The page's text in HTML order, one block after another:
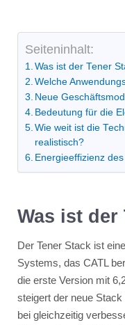
Seiteninhalt:
Was ist der Tener
Welche
Neue
Bedeutung für die
Wie weit ist die
realistisch?
Energieeffizienz
Was ist der
Der Tener Stack ist
Systems, das CATL
die erste Version mit
steigert der neue
bei gleichzeitig